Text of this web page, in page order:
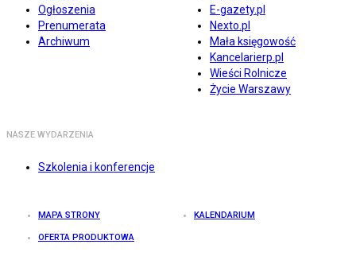
Ogłoszenia
Prenumerata
Archiwum
E-gazety.pl
Nexto.pl
Mała księgowość
Kancelarierp.pl
Wieści Rolnicze
Życie Warszawy
NASZE WYDARZENIA
Szkolenia i konferencje
MAPA STRONY KALENDARIUM
OFERTA PRODUKTOWA